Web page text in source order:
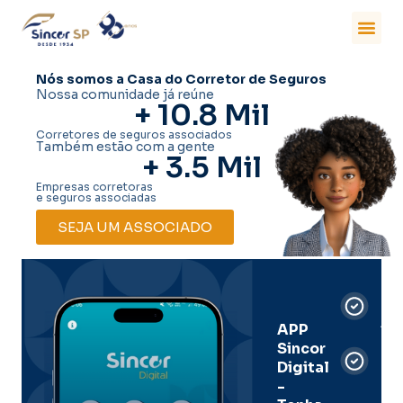
Nós somos a Casa do Corretor de Seguros
Nossa comunidade já reúne
+ 10.8 Mil
Corretores de seguros associados
Também estão com a gente
+ 3.5 Mil
Empresas corretoras
e seguros associadas
SEJA UM ASSOCIADO
APP
Sincor
Digital
-